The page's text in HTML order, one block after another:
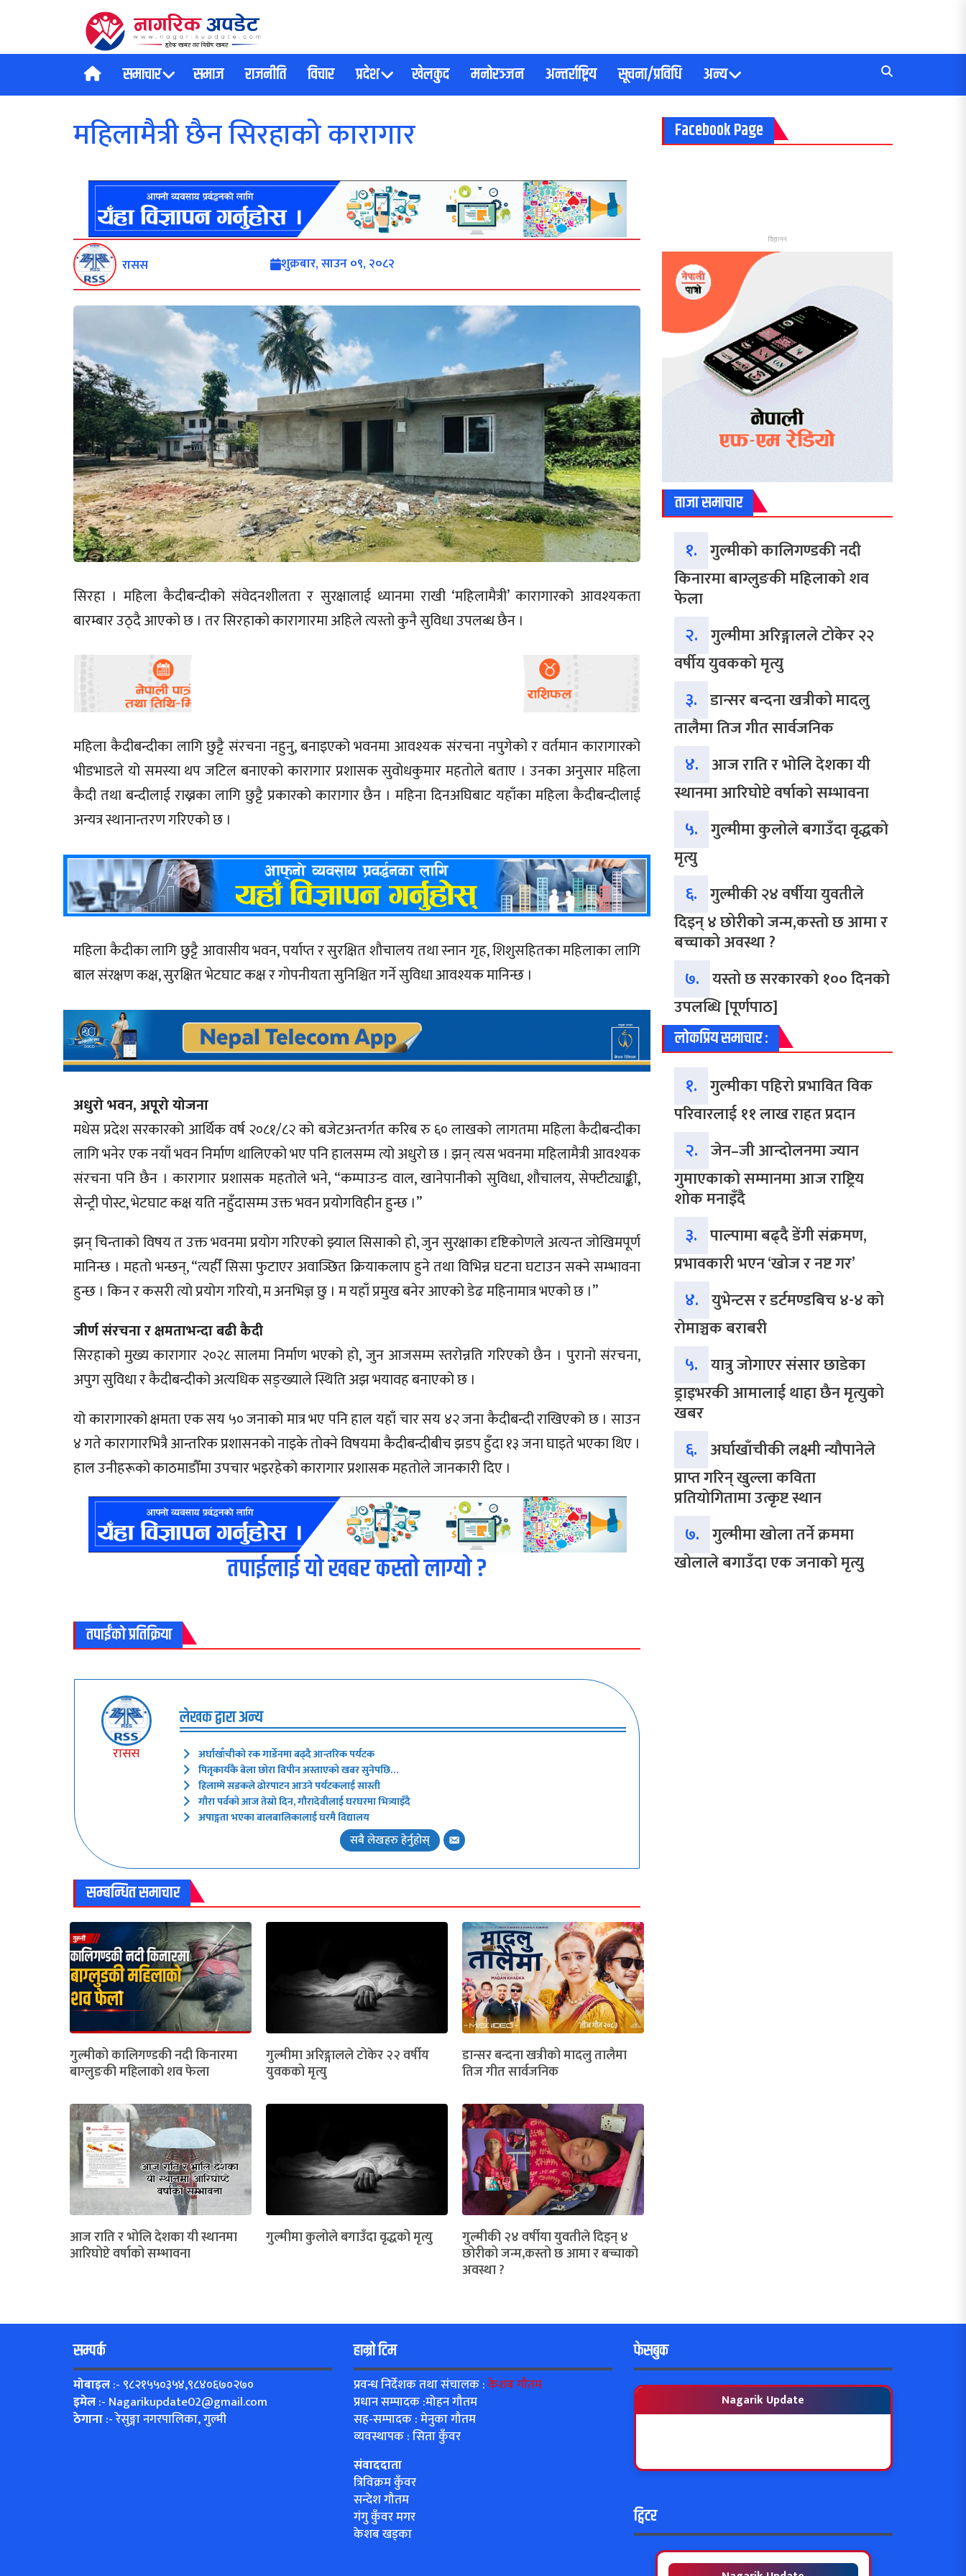
समाचार समाज राजनीति विचार प्रदेश खेलकुद मनोरञ्जन अन्तर्राष्ट्रिय सूचना/प्रविधि अन्य
महिलामैत्री छैन सिरहाको कारागार
रासस शुक्रबार, साउन ०९, २०८२
सिरहा । महिला कैदीबन्दीको संवेदनशीलता र सुरक्षालाई ध्यानमा राखी ‘महिलामैत्री’ कारागारको आवश्यकता
बारम्बार उठ्दै आएको छ । तर सिरहाको कारागारमा अहिले त्यस्तो कुनै सुविधा उपलब्ध छैन ।
महिला कैदीबन्दीका लागि छुट्टै संरचना नहुनु, बनाइएको भवनमा आवश्यक संरचना नपुगेको र वर्तमान कारागारको
भीडभाडले यो समस्या थप जटिल बनाएको कारागार प्रशासक सुवोधकुमार महतोले बताए । उनका अनुसार महिला
कैदी तथा बन्दीलाई राख्नका लागि छुट्टै प्रकारको कारागार छैन । महिना दिनअघिबाट यहाँका महिला कैदीबन्दीलाई
अन्यत्र स्थानान्तरण गरिएको छ ।
महिला कैदीका लागि छुट्टै आवासीय भवन, पर्याप्त र सुरक्षित शौचालय तथा स्नान गृह, शिशुसहितका महिलाका लागि
बाल संरक्षण कक्ष, सुरक्षित भेटघाट कक्ष र गोपनीयता सुनिश्चित गर्ने सुविधा आवश्यक मानिन्छ ।
अधुरो भवन, अपूरो योजना
मधेस प्रदेश सरकारको आर्थिक वर्ष २०८१/८२ को बजेटअन्तर्गत करिब रु ६० लाखको लागतमा महिला कैदीबन्दीका
लागि भनेर एक नयाँ भवन निर्माण थालिएको भए पनि हालसम्म त्यो अधुरो छ । झन् त्यस भवनमा महिलामैत्री आवश्यक
संरचना पनि छैन । कारागार प्रशासक महतोले भने, “कम्पाउन्ड वाल, खानेपानीको सुविधा, शौचालय, सेफ्टीट्याङ्की,
सेन्ट्री पोस्ट, भेटघाट कक्ष यति नहुँदासम्म उक्त भवन प्रयोगविहीन हुन्छ ।”
झन् चिन्ताको विषय त उक्त भवनमा प्रयोग गरिएको झ्याल सिसाको हो, जुन सुरक्षाका दृष्टिकोणले अत्यन्त जोखिमपूर्ण
मानिन्छ । महतो भन्छन्, “त्यहीँ सिसा फुटाएर अवाञ्छित क्रियाकलाप हुने तथा विभिन्न घटना घटाउन सक्ने सम्भावना
हुन्छ । किन र कसरी त्यो प्रयोग गरियो, म अनभिज्ञ छु । म यहाँ प्रमुख बनेर आएको डेढ महिनामात्र भएको छ ।”
जीर्ण संरचना र क्षमताभन्दा बढी कैदी
सिरहाको मुख्य कारागार २०२८ सालमा निर्माण भएको हो, जुन आजसम्म स्तरोन्नति गरिएको छैन । पुरानो संरचना,
अपुग सुविधा र कैदीबन्दीको अत्यधिक सङ्ख्याले स्थिति अझ भयावह बनाएको छ ।
यो कारागारको क्षमता एक सय ५० जनाको मात्र भए पनि हाल यहाँ चार सय ४२ जना कैदीबन्दी राखिएको छ । साउन
४ गते कारागारभित्रै आन्तरिक प्रशासनको नाइके तोक्ने विषयमा कैदीबन्दीबीच झडप हुँदा १३ जना घाइते भएका थिए ।
हाल उनीहरूको काठमाडौँमा उपचार भइरहेको कारागार प्रशासक महतोले जानकारी दिए ।
तपाईलाई यो खबर कस्तो लाग्यो ?
तपाईंको प्रतिक्रिया
रासस
लेखक द्वारा अन्य
अर्घाखाँचीको रक गार्डेनमा बढ्दै आन्तरिक पर्यटक
पितृकार्यकै बेला छोरा विपीन अस्ताएको खबर सुनेपछि…
हिलाम्मे सडकले ढोरपाटन आउने पर्यटकलाई सास्ती
गौरा पर्वको आज तेस्रो दिन, गौरादेवीलाई घरघरमा भित्र्याइँदै
अपाङ्गता भएका बालबालिकालाई घरमै विद्यालय
सबै लेखहरु हेर्नुहोस्
सम्बन्धित समाचार
गुल्मीको कालिगण्डकी नदी किनारमा
बाग्लुङकी महिलाको शव फेला
गुल्मीमा अरिङ्गालले टोकेर २२ वर्षीय
युवकको मृत्यु
डान्सर बन्दना खत्रीको मादलु तालैमा
तिज गीत सार्वजनिक
आज राति र भोलि देशका यी स्थानमा
आरिघोप्टे वर्षाको सम्भावना
गुल्मीमा कुलोले बगाउँदा वृद्धको मृत्यु गुल्मीकी २४ वर्षीया युवतीले दिइन् ४
छोरीको जन्म,कस्तो छ आमा र बच्चाको
अवस्था ?
Facebook Page
विज्ञापन
ताजा समाचार
१. गुल्मीको कालिगण्डकी नदी
किनारमा बाग्लुङकी महिलाको शव
फेला
२. गुल्मीमा अरिङ्गालले टोकेर २२
वर्षीय युवकको मृत्यु
३. डान्सर बन्दना खत्रीको मादलु
तालैमा तिज गीत सार्वजनिक
४. आज राति र भोलि देशका यी
स्थानमा आरिघोप्टे वर्षाको सम्भावना
५. गुल्मीमा कुलोले बगाउँदा वृद्धको
मृत्यु
६. गुल्मीकी २४ वर्षीया युवतीले
दिइन् ४ छोरीको जन्म,कस्तो छ आमा र
बच्चाको अवस्था ?
७. यस्तो छ सरकारको १०० दिनको
उपलब्धि [पूर्णपाठ]
लोकप्रिय समाचार :
१. गुल्मीका पहिरो प्रभावित विक
परिवारलाई ११ लाख राहत प्रदान
२. जेन–जी आन्दोलनमा ज्यान
गुमाएकाको सम्मानमा आज राष्ट्रिय
शोक मनाइँदै
३. पाल्पामा बढ्दै डेंगी संक्रमण,
प्रभावकारी भएन ‘खोज र नष्ट गर’
४. युभेन्टस र डर्टमण्डबिच ४-४ को
रोमाञ्चक बराबरी
५. यात्रु जोगाएर संसार छाडेका
ड्राइभरकी आमालाई थाहा छैन मृत्युको
खबर
६. अर्घाखाँचीकी लक्ष्मी न्यौपानेले
प्राप्त गरिन् खुल्ला कविता
प्रतियोगितामा उत्कृष्ट स्थान
७. गुल्मीमा खोला तर्ने क्रममा
खोलाले बगाउँदा एक जनाको मृत्यु
सम्पर्क
मोबाइल:- ९८२१५५०३५४,९८४०६७०२७०
इमेल:- Nagarikupdate02@gmail.com
ठेगाना:- रेसुङ्गा नगरपालिका, गुल्मी
हाम्रो टिम
प्रवन्ध निर्देशक तथा संचालक :केशब गौतम
प्रधान सम्पादक :मोहन गौतम
सह-सम्पादक : मेनुका गौतम
व्यवस्थापक : सिता कुँवर
संवाददाता
त्रिविक्रम कुँवर
सन्देश गौतम
गंगु कुँवर मगर
केशब खड्का
फेसबुक
Nagarik Update
ट्विटर